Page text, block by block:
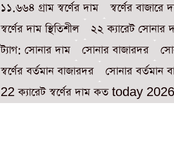
১১.৬৬৪ গ্রাম স্বর্ণের দাম
স্বর্ণের
স্বর্ণের দাম স্থিতিশীল
২২ ক্যারেট সোনার
ট্যাগ: সোনার দাম
সোনার বাজারদর
স্বর্ণের বর্তমান বাজারদর
সোনার বর্তমান
22 ক্যারেট স্বর্ণের দাম কত today 2026